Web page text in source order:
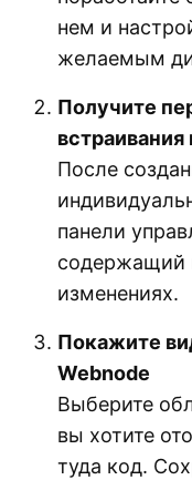
нем и
желаемым
Получите
После
панели
содержащий
изменениях.
Покажите
Webnode
Выберите
вы хотите
туда код.